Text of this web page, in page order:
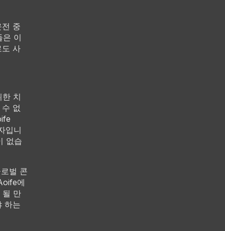
중
은 이
도 사
치
없
입니
없습
벌 콘
에
될 만
하는